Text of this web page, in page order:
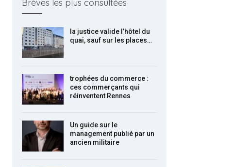
Brèves les plus consultées
la justice valide l’hôtel du
quai, sauf sur les places…
trophées du commerce :
ces commerçants qui
réinventent Rennes
Un guide sur le
management publié par un
ancien militaire